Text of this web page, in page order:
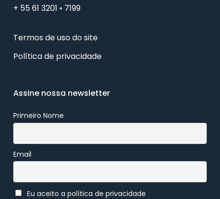
+ 55 61 3201 • 7199
Termos de uso do site
Política de privacidade
Assine nossa newsletter
Primeiro Nome
Email
Eu aceito a política de privacidade